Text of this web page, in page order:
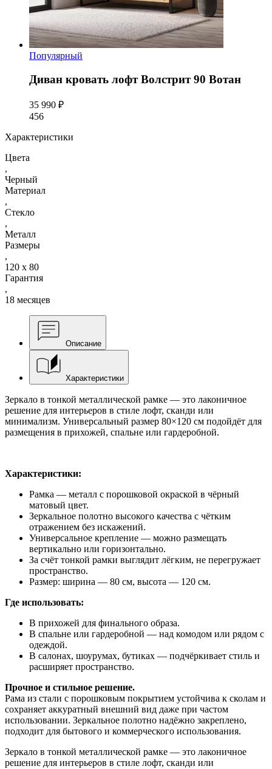
Популярный
Диван кровать лофт Волстрит 90 Вотан
35 990 ₽
456
Характеристики
Цвета
,
Черный
Материал
,
Стекло
,
Металл
Размеры
,
120 х 80
Гарантия
,
18 месяцев
Описание
Характеристики
Зеркало в тонкой металлической рамке — это лаконичное
решение для интерьеров в стиле лофт, сканди или
минимализм. Универсальный размер 80×120 см подойдёт для
размещения в прихожей, спальне или гардеробной.
Характеристики:
Рамка — металл с порошковой окраской в чёрный
матовый цвет.
Зеркальное полотно высокого качества с чётким
отражением без искажений.
Универсальное крепление — можно размещать
вертикально или горизонтально.
За счёт тонкой рамки выглядит лёгким, не перегружает
пространство.
Размер: ширина — 80 см, высота — 120 см.
Где использовать:
В прихожей для финального образа.
В спальне или гардеробной — над комодом или рядом с
одеждой.
В салонах, шоурумах, бутиках — подчёркивает стиль и
расширяет пространство.
Прочное и стильное решение.
Рама из стали с порошковым покрытием устойчива к сколам и
сохраняет аккуратный внешний вид даже при частом
использовании. Зеркальное полотно надёжно закреплено,
подходит для бытового и коммерческого использования.
Зеркало в тонкой металлической рамке — это лаконичное
решение для интерьеров в стиле лофт, сканди или